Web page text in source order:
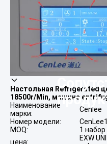
Настольная Refrigerated
18500r/Min, машина
Наименование
марки:
Cenlee
Номер модели:
MOQ:
1 набор
цена:
EXW